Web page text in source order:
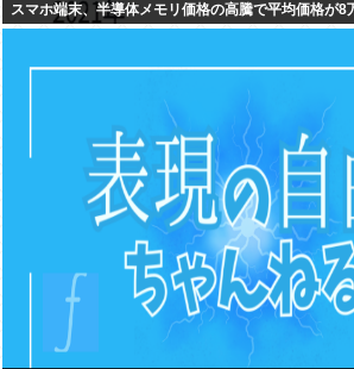
スマホ端末、半導体メモリ価格の高騰で平均価格が8